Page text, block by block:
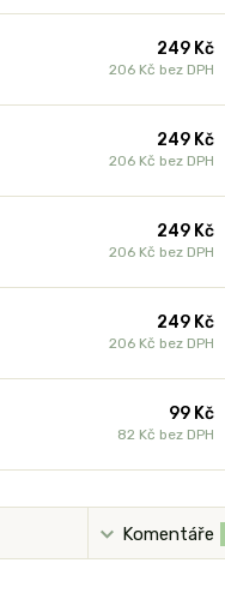
249 Kč
206 Kč bez DPH
249 Kč
206 Kč bez DPH
249 Kč
206 Kč bez DPH
249 Kč
206 Kč bez DPH
99 Kč
82 Kč bez DPH
Komentáře